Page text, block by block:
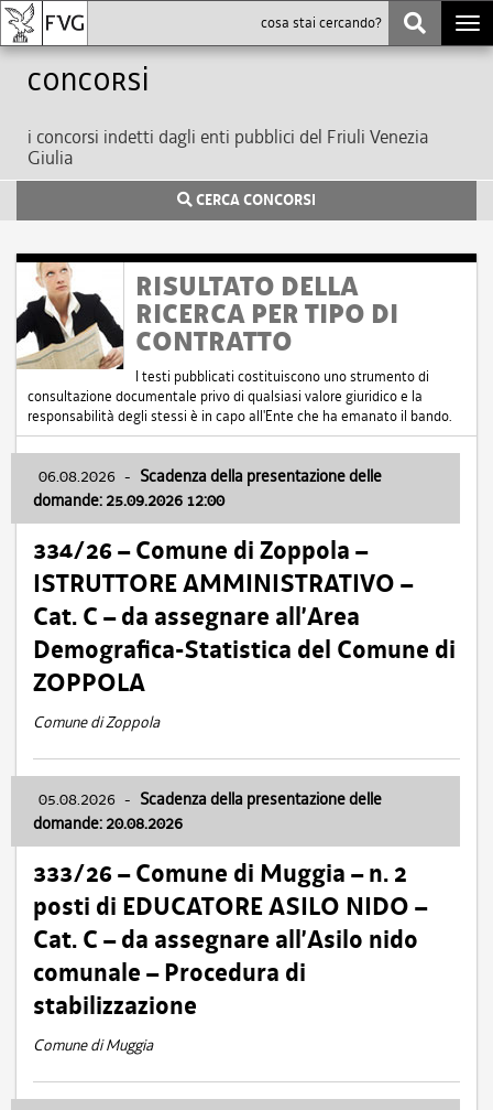
Concorsi
i concorsi indetti dagli enti pubblici del Friuli Venezia
Giulia
CERCA CONCORSI
RISULTATO DELLA
RICERCA PER TIPO DI
CONTRATTO
I testi pubblicati costituiscono uno strumento di
consultazione documentale privo di qualsiasi valore giuridico e la
responsabilità degli stessi è in capo all'Ente che ha emanato il bando.
06.08.2026 - Scadenza della presentazione delle
domande: 25.09.2026 12:00
334/26 – Comune di Zoppola –
ISTRUTTORE AMMINISTRATIVO –
Cat. C – da assegnare all’Area
Demografica-Statistica del Comune di
ZOPPOLA
Comune di Zoppola
05.08.2026 - Scadenza della presentazione delle
domande: 20.08.2026
333/26 – Comune di Muggia – n. 2
posti di EDUCATORE ASILO NIDO –
Cat. C – da assegnare all’Asilo nido
comunale – Procedura di
stabilizzazione
Comune di Muggia